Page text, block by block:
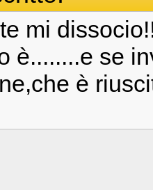
mi
è........e se
è